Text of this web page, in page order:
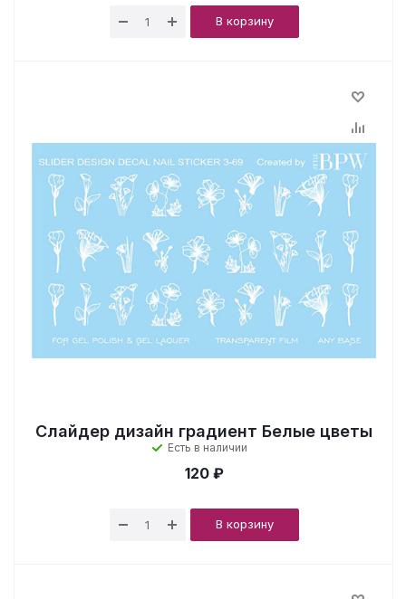
В корзину
Слайдер дизайн градиент Белые цветы
Есть в наличии
120 ₽
В корзину